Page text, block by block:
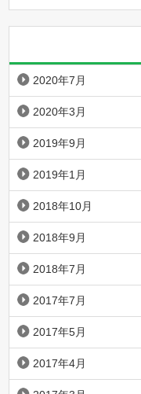
2020年7月
2020年3月
2019年9月
2019年1月
2018年10月
2018年9月
2018年7月
2017年7月
2017年5月
2017年4月